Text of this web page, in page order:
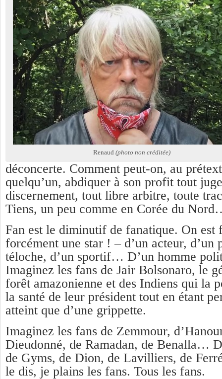
Renaud (photo non créditée)
déconcerte. Comment peut-on, au
quelqu’un, abdiquer à son profit tout
discernement, tout libre arbitre, toute
Tiens, un peu comme en Corée du
Fan est le diminutif de fanatique. On est
forcément une star ! – d’un acteur, d’un
téloche, d’un sportif… D’un homme
Imaginez les fans de Jair Bolsonaro, le
forêt amazonienne et des Indiens qui la
la santé de leur président tout en étant
atteint que d’une grippette.
Imaginez les fans de Zemmour,
Dieudonné, de Ramadan, de Benalla…
de Gyms, de Dion, de Lavilliers, de
le dis, je plains les fans. Tous les fans.